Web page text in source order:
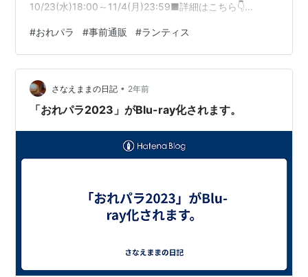
10/23(水)18:00～11/4(月)23:59■詳細はこちら👇
pic.twitter.com/hHYwO720Td— おれパラ公式(ランティ
スレーベル) (@orepara) 2024年10月22日
#おれパラ #事前通販 #ランティス
さなえままの日記 • 2年前
「おれパラ2023」がBlu-ray化されます。